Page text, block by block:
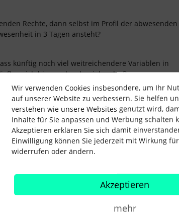
Rechte, dann selbst im Profil der abwesenden
in 3 Tagen ansteht?
künftig noch viel weitreichendere Variablen in
sich hier noch sehr viel mehr Prozesse
Rechte, dann selbst im Profil der abwesenden
Wir verwenden Cookies insbesondere, um Ihr
auf unserer Website zu verbessern. Sie helfen
verstehen wie unsere Websites genutzt wird,
Inhalte für Sie anpassen und Werbung schalten
Akzeptieren erklären Sie sich damit
Einwilligung können Sie jederzeit mit Wirkung
widerrufen oder ändern.
Akzeptieren
mehr